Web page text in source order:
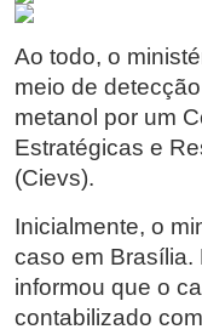
Ao todo, o
meio de
metanol por um
Estratégicas e
(Cievs).
Inicialmente, o
caso em Brasília.
informou que o
contabilizado